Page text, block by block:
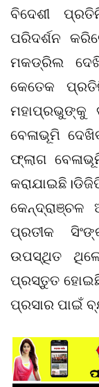
ବିଦେଶୀ
ପରିଦର୍ଶନ
ମକଡ୍ରିଲ
କେତେକ
ମହାପ୍ରଭୁଙ୍କୁ
ବେଳାଭୂମି
ଫ୍ଲାଗ
ପ୍ରତୀକ
ଉପସ୍ଥିତ
ପ୍ରସ୍ତୁତ
ପ୍ରସାର ପାଇଁ